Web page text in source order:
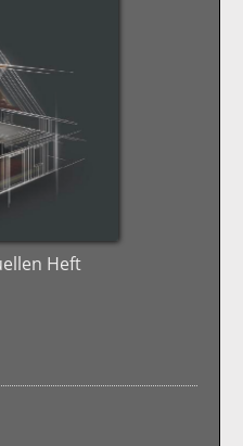
Heft